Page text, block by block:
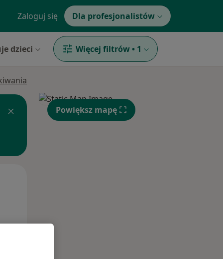
Zaloguj się Dla profesjonalistów
dzieci Więcej filtrów • 1
Powiększ mapę